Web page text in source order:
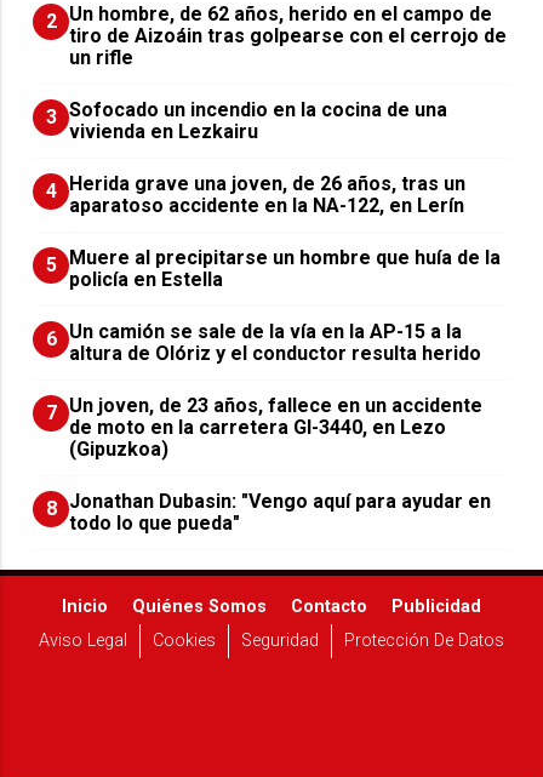
2 Un hombre, de 62 años, herido en el campo de
tiro de Aizoáin tras golpearse con el cerrojo de
un rifle
3 Sofocado un incendio en la cocina de una
vivienda en Lezkairu
4 Herida grave una joven, de 26 años, tras un
aparatoso accidente en la NA-122, en Lerín
5 Muere al precipitarse un hombre que huía de la
policía en Estella
6 Un camión se sale de la vía en la AP-15 a la
altura de Olóriz y el conductor resulta herido
7 Un joven, de 23 años, fallece en un accidente
de moto en la carretera GI-3440, en Lezo
(Gipuzkoa)
8 Jonathan Dubasin: "Vengo aquí para ayudar en
todo lo que pueda"
Inicio Quiénes Somos Contacto
Publicidad
Aviso Legal
Cookies Seguridad Protección De Datos